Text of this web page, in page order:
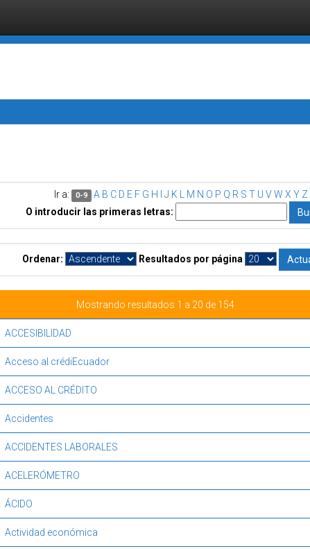
Ir a: 0-9 A B C D E F G H J K M N O P Q R S T U V W X Y Z
O introducir las primeras letras:
Ordenar: Resultados por página
Mostrando resultados 1 a 20 de 154
ACCESIBILIDAD
Acceso al crédiEcuador
ACCESO AL CRÉDITO
Accidentes
ACCIDENTES LABORALES
ACELERÓMETRO
ÁCIDO
Actividad económica